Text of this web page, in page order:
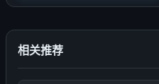
相关推荐